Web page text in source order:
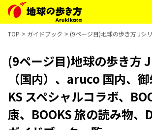
TOP ガイドブック (9ページ目)地球の歩き方 Jシ
(9ページ目)地球の歩き方
（国内）、aruco 国内、
KS スペシャルコラボ、
康、BOOKS 旅の読み物